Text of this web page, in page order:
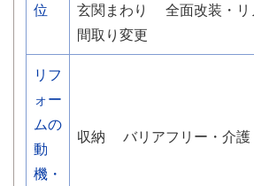
位 玄関まわり
全面改装・
間取り変更
リフ
ォー
ムの
動
機・
収納 バリアフリー・介護